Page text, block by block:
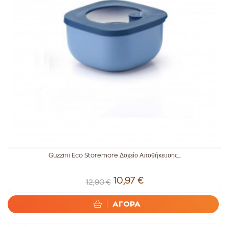
Guzzini Eco Storemore Δοχείο Αποθήκευσης...
12,90 € 10,97 €
ΑΓΟΡΑ